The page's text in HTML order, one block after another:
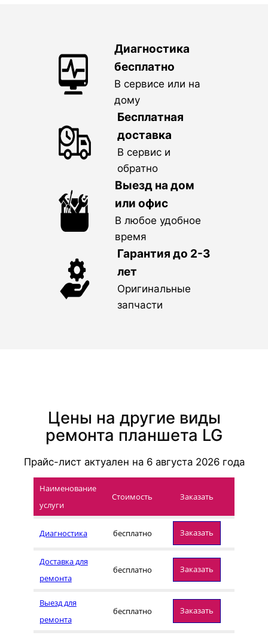
Диагностика
бесплатно
В сервисе или на
дому
Бесплатная
доставка
В сервис и
обратно
Выезд на дом
или офис
В любое удобное
время
Гарантия до 2-3
лет
Оригинальные
запчасти
Цены на другие виды
ремонта планшета LG
Прайс-лист актуален на 6 августа 2026года
Наименование
услуги
Стоимость Заказать
Диагностика бесплатно Заказать
Доставка для
ремонта
бесплатно Заказать
Выезд для
ремонта
бесплатно Заказать